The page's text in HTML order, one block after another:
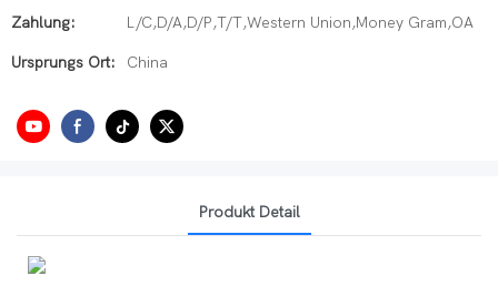
Zahlung: L/C,D/A,D/P,T/T,Western Union,Money Gram,OA
Ursprungs Ort: China
Produkt Detail